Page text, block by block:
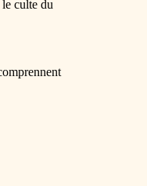
le culte du